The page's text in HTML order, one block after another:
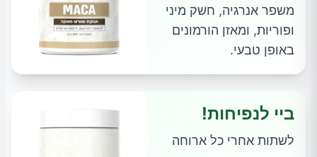
משפר אנרגיה, חשק מיני
ופוריות, ומאזן הורמונים
באופן טבעי.
ביי לנפיחות!
לשתות אחרי כל ארוחה